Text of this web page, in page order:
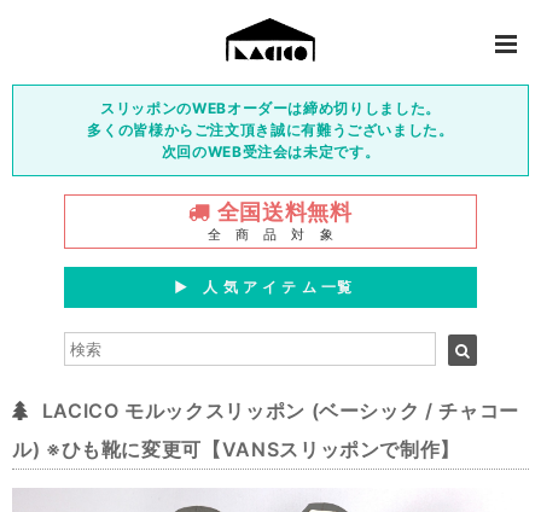
スリッポンのWEBオーダーは締め切りしました。
多くの皆様からご注文頂き誠に有難うございました。
次回のWEB受注会は未定です。
全国送料無料
全 商 品 対 象
▶︎ 人 気 ア イ テ ム 一覧
LACICO モルックスリッポン (ベーシック / チャコー
ル) ※ひも靴に変更可【VANSスリッポンで制作】